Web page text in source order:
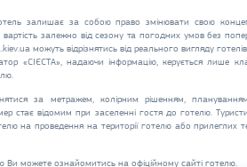
залишає за собою право змінювати свою
залежно від сезону та погодних умов без
можуть відрізнятись від реального вигляду
«СІЄСТА», надаючи інформацію, керується лише
за метражем, колірним рішенням, плануванням,
стає відомим при заселенні гостя до готелю.
на проведення на території готелю або прилеглих
Ви можете ознайомитись на офіційному сайті готелю.